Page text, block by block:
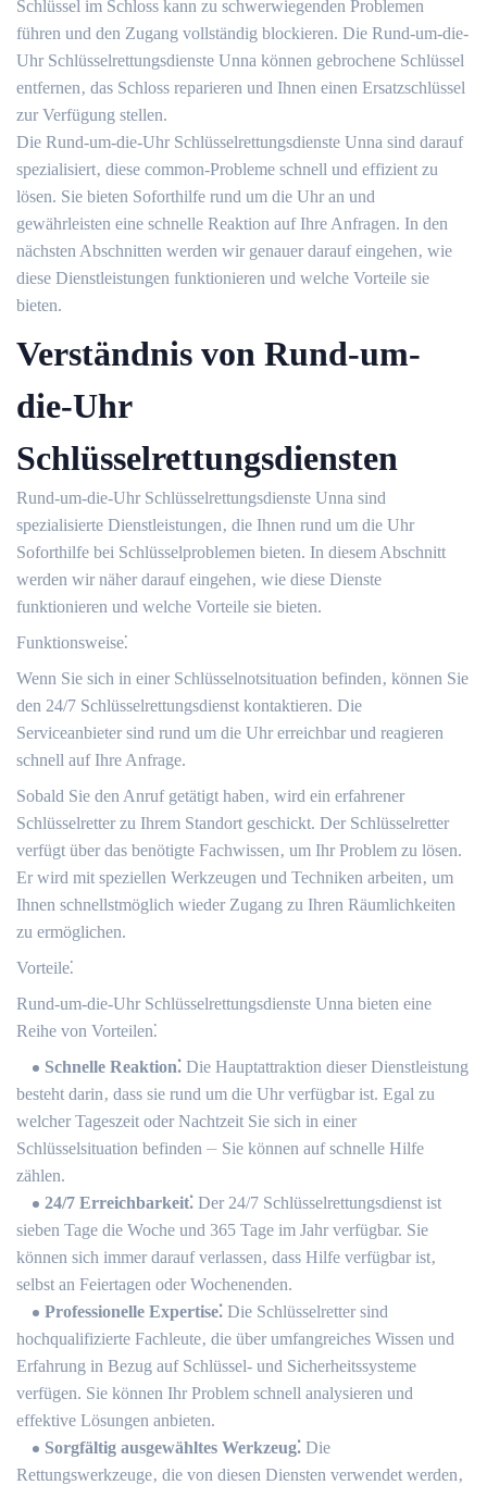
Schlüssel im Schloss kann zu schwerwiegenden Problemen
führen und den Zugang vollständig blockieren.​ Die Rund-um-die-
Uhr Schlüsselrettungsdienste Unna können gebrochene Schlüssel
entfernen‚ das Schloss reparieren und Ihnen einen Ersatzschlüssel
zur Verfügung stellen.​
Die Rund-um-die-Uhr Schlüsselrettungsdienste Unna sind darauf
spezialisiert‚ diese common-Probleme schnell und effizient zu
lösen. Sie bieten Soforthilfe rund um die Uhr an und
gewährleisten eine schnelle Reaktion auf Ihre Anfragen.​ In den
nächsten Abschnitten werden wir genauer darauf eingehen‚ wie
diese Dienstleistungen funktionieren und welche Vorteile sie
bieten.​
Verständnis von Rund-um-
die-Uhr
Schlüsselrettungsdiensten
Rund-um-die-Uhr Schlüsselrettungsdienste Unna sind
spezialisierte Dienstleistungen‚ die Ihnen rund um die Uhr
Soforthilfe bei Schlüsselproblemen bieten.​ In diesem Abschnitt
werden wir näher darauf eingehen‚ wie diese Dienste
funktionieren und welche Vorteile sie bieten.​
Funktionsweise⁚
Wenn Sie sich in einer Schlüsselnotsituation befinden‚ können Sie
den 24/7 Schlüsselrettungsdienst kontaktieren.​ Die
Serviceanbieter sind rund um die Uhr erreichbar und reagieren
schnell auf Ihre Anfrage.​
Sobald Sie den Anruf getätigt haben‚ wird ein erfahrener
Schlüsselretter zu Ihrem Standort geschickt.​ Der Schlüsselretter
verfügt über das benötigte Fachwissen‚ um Ihr Problem zu lösen.
Er wird mit speziellen Werkzeugen und Techniken arbeiten‚ um
Ihnen schnellstmöglich wieder Zugang zu Ihren Räumlichkeiten
zu ermöglichen.​
Vorteile⁚
Rund-um-die-Uhr Schlüsselrettungsdienste Unna bieten eine
Reihe von Vorteilen⁚
Schnelle Reaktion⁚ Die Hauptattraktion dieser Dienstleistung
besteht darin‚ dass sie rund um die Uhr verfügbar ist.​ Egal zu
welcher Tageszeit oder Nachtzeit Sie sich in einer
Schlüsselsituation befinden ⏤ Sie können auf schnelle Hilfe
zählen.
24/7 Erreichbarkeit⁚ Der 24/7 Schlüsselrettungsdienst ist
sieben Tage die Woche und 365 Tage im Jahr verfügbar. Sie
können sich immer darauf verlassen‚ dass Hilfe verfügbar ist‚
selbst an Feiertagen oder Wochenenden.​
Professionelle Expertise⁚ Die Schlüsselretter sind
hochqualifizierte Fachleute‚ die über umfangreiches Wissen und
Erfahrung in Bezug auf Schlüssel- und Sicherheitssysteme
verfügen.​ Sie können Ihr Problem schnell analysieren und
effektive Lösungen anbieten.​
Sorgfältig ausgewähltes Werkzeug⁚ Die
Rettungswerkzeuge‚ die von diesen Diensten verwendet werden‚